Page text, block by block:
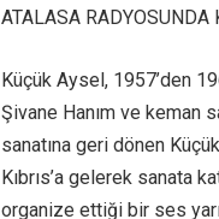
ATALASA RADYOSUNDA
Küçük Aysel, 1957’den
Şivane Hanım ve keman
sanatına geri dönen
Kıbrıs’a gelerek sanata
organize ettiği bir ses